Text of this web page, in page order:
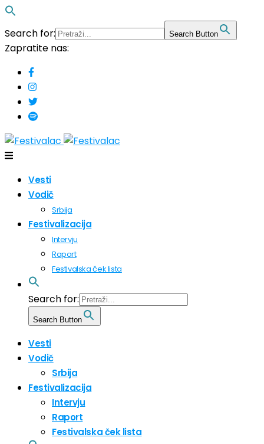
Search for: Search Button
Zapratite nas:
Vesti
Vodič
Srbija
Festivalizacija
Intervju
Raport
Festivalska ček lista
Search for:
Search Button
Vesti
Vodič
Srbija
Festivalizacija
Intervju
Raport
Festivalska ček lista